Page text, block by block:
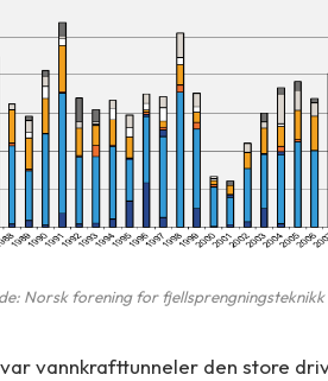
Norsk forening for fjellsprengningsteknikk
vannkrafttunneler den store